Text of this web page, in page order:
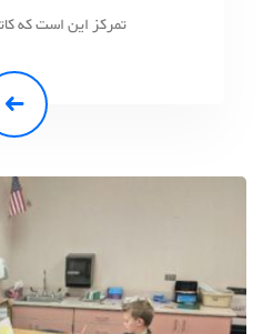
تمرکز این است که